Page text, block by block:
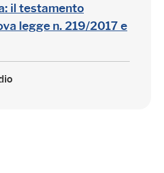
il testamento
legge n. 219/2017 e